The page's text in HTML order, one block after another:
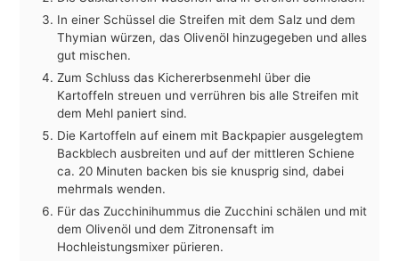
In einer Schüssel die Streifen mit dem Salz und dem
Thymian würzen, das Olivenöl hinzugegeben und alles
gut mischen.
Zum Schluss das Kichererbsenmehl über die
Kartoffeln streuen und verrühren bis alle Streifen mit
dem Mehl paniert sind.
Die Kartoffeln auf einem mit Backpapier ausgelegtem
Backblech ausbreiten und auf der mittleren Schiene
ca. 20 Minuten backen bis sie knusprig sind, dabei
mehrmals wenden.
Für das Zucchinihummus die Zucchini schälen und mit
dem Olivenöl und dem Zitronensaft im
Hochleistungsmixer pürieren.